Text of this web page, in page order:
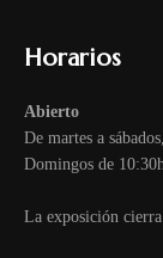
Horarios
Abierto
De martes a
Domingos de
La exposición